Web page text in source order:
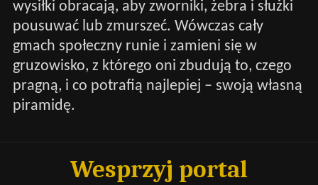
wysiłki obracają, aby zworniki, żebra i służki
pousuwać lub zmurszeć. Wówczas cały
gmach społeczny runie i zamieni się w
gruzowisko, z którego oni zbudują to, czego
pragną, i co potrafią najlepiej – swoją własną
piramidę.
Wesprzyj portal